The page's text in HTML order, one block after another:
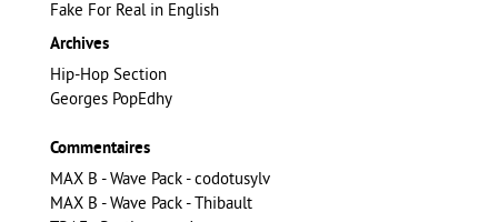
Fake For Real in English
Archives
Hip-Hop Section
Georges PopEdhy
Commentaires
MAX B - Wave Pack - codotusylv
MAX B - Wave Pack - Thibault